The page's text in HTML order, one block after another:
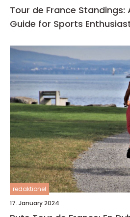
Tour de France Standings:
Guide for Sports
redaktionel
17. January 2024